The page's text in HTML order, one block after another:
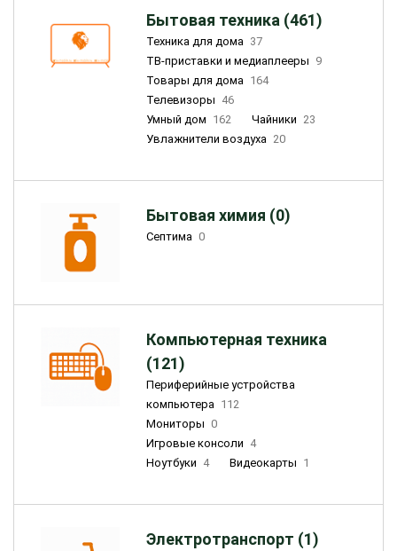
Бытовая техника (461)
Техника для дома 37
ТВ-приставки и медиаплееры 9
Товары для дома 164
Телевизоры 46
Умный дом 162 Чайники 23
Увлажнители воздуха 20
Бытовая химия (0)
Септима 0
Компьютерная техника
(121)
Периферийные устройства
компьютера 112
Мониторы 0
Игровые консоли 4
Ноутбуки 4 Видеокарты 1
Электротранспорт (1)